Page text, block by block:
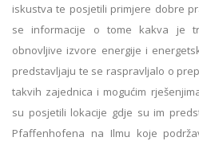
iskustva te posjetili primjere dobre
se informacije o tome kakva je
obnovljive izvore energije i
predstavljaju te se raspravljalo o
takvih zajednica i mogućim
su posjetili lokacije gdje su im
Pfaffenhofena na Ilmu koje